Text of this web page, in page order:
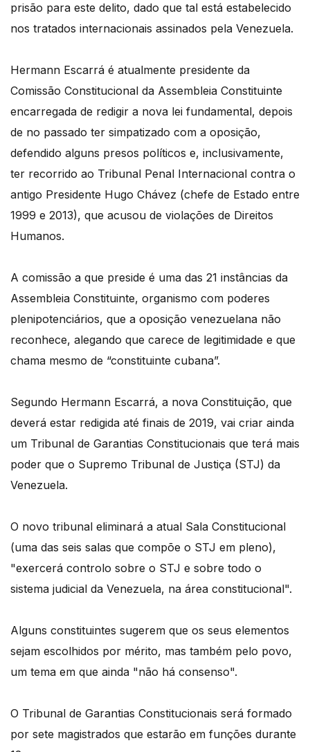
prisão para este delito, dado que tal está estabelecido
nos tratados internacionais assinados pela Venezuela.
Hermann Escarrá é atualmente presidente da
Comissão Constitucional da Assembleia Constituinte
encarregada de redigir a nova lei fundamental, depois
de no passado ter simpatizado com a oposição,
defendido alguns presos políticos e, inclusivamente,
ter recorrido ao Tribunal Penal Internacional contra o
antigo Presidente Hugo Chávez (chefe de Estado entre
1999 e 2013), que acusou de violações de Direitos
Humanos.
A comissão a que preside é uma das 21 instâncias da
Assembleia Constituinte, organismo com poderes
plenipotenciários, que a oposição venezuelana não
reconhece, alegando que carece de legitimidade e que
chama mesmo de “constituinte cubana”.
Segundo Hermann Escarrá, a nova Constituição, que
deverá estar redigida até finais de 2019, vai criar ainda
um Tribunal de Garantias Constitucionais que terá mais
poder que o Supremo Tribunal de Justiça (STJ) da
Venezuela.
O novo tribunal eliminará a atual Sala Constitucional
(uma das seis salas que compõe o STJ em pleno),
"exercerá controlo sobre o STJ e sobre todo o
sistema judicial da Venezuela, na área constitucional".
Alguns constituintes sugerem que os seus elementos
sejam escolhidos por mérito, mas também pelo povo,
um tema em que ainda "não há consenso".
O Tribunal de Garantias Constitucionais será formado
por sete magistrados que estarão em funções durante